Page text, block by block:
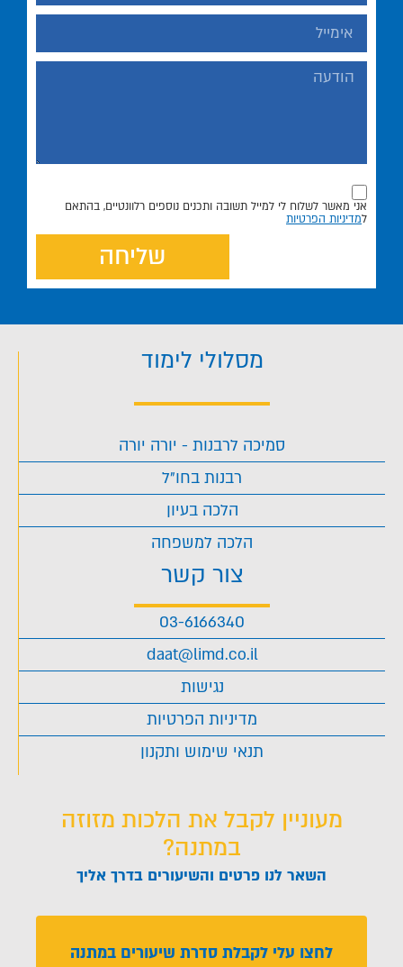
אני מאשר לשלוח לי למייל תשובה ותכנים נוספים רלוונטיים, בהתאם
למדיניות הפרטיות
שליחה
מסלולי לימוד
סמיכה לרבנות - יורה יורה
רבנות בחו"ל
הלכה בעיון
הלכה למשפחה
צור קשר
03-6166340
daat@limd.co.il
נגישות
מדיניות הפרטיות
תנאי שימוש ותקנון
מעוניין לקבל את הלכות מזוזה
במתנה?
השאר לנו פרטים והשיעורים בדרך אליך
לחצו עלי לקבלת סדרת שיעורים במתנה